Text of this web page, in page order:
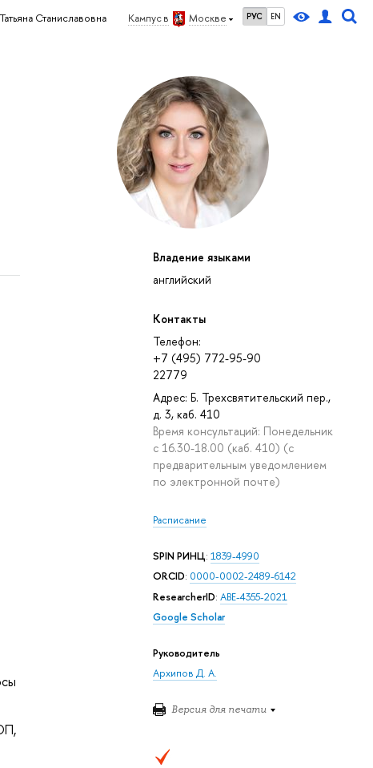
Кампус в Москве РУС EN
Станиславовна
Владение языками
английский
Контакты
Телефон:
+7 (495) 772-95-90
22779
Адрес: Б. Трехсвятительский пер.,
д. 3, каб. 410
Время консультаций: Понедельник
с 16.30-18.00 (каб. 410) (с
предварительным уведомлением
по электронной почте)
Расписание
SPIN РИНЦ: 1839-4990
ORCID: 0000-0002-2489-6142
ResearcherID: ABE-4355-2021
Google Scholar
Руководитель
Архипов Д. А.
Версия для печати